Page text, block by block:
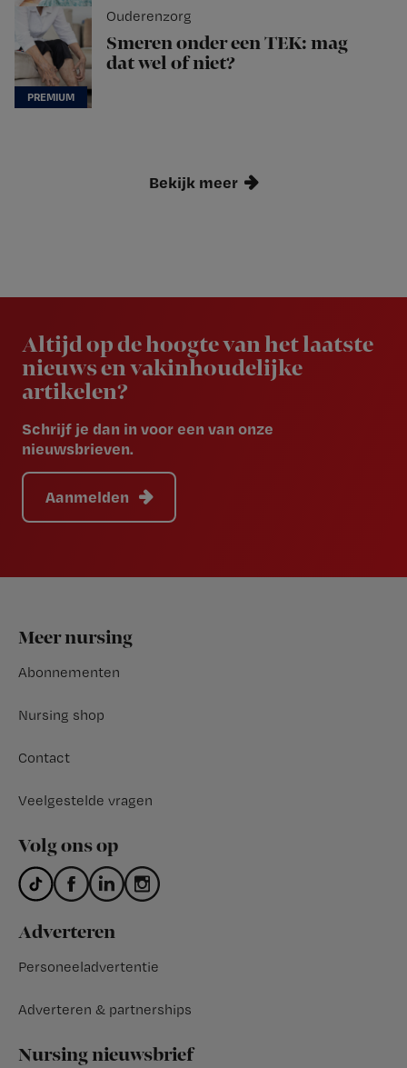
Ouderenzorg
Smeren onder een TEK: mag
dat wel of niet?
Bekijk meer
Altijd op de hoogte van het laatste
nieuws en vakinhoudelijke
artikelen?
Schrijf je dan in voor een van onze
nieuwsbrieven.
Aanmelden
Footer
Meer nursing
Abonnementen
Nursing shop
Contact
Veelgestelde vragen
Volg ons op
Adverteren
Personeeladvertentie
Adverteren & partnerships
Nursing nieuwsbrief